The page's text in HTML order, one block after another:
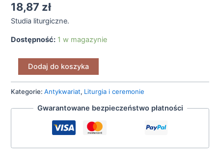
18,87 zł
Studia liturgiczne.
Dostępność: 1 w magazynie
Dodaj do koszyka
Kategorie:Antykwariat, Liturgia i ceremonie
Gwarantowane bezpieczeństwo płatności